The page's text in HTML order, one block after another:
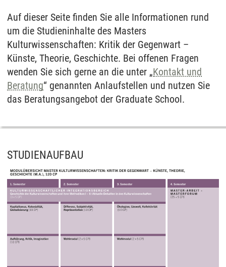
Auf dieser Seite finden Sie alle Informationen rund
um die Studieninhalte des Masters
Kulturwissenschaften: Kritik der Gegenwart –
Künste, Theorie, Geschichte. Bei offenen Fragen
wenden Sie sich gerne an die unter „Kontakt und
Beratung“ genannten Anlaufstellen und nutzen Sie
das Beratungsangebot der Graduate School.
STUDIENAUFBAU